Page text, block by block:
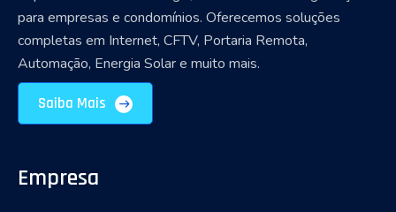
para empresas e condomínios. Oferecemos soluções
completas em Internet, CFTV, Portaria Remota,
Automação, Energia Solar e muito mais.
Saiba Mais
Empresa